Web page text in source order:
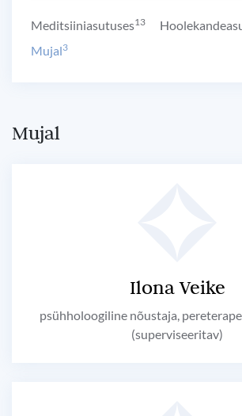
Meditsiiniasutuses13
Mujal3
Mujal
Ilona Veike
psühholoogiline nõustaja,
(superviseeritav)